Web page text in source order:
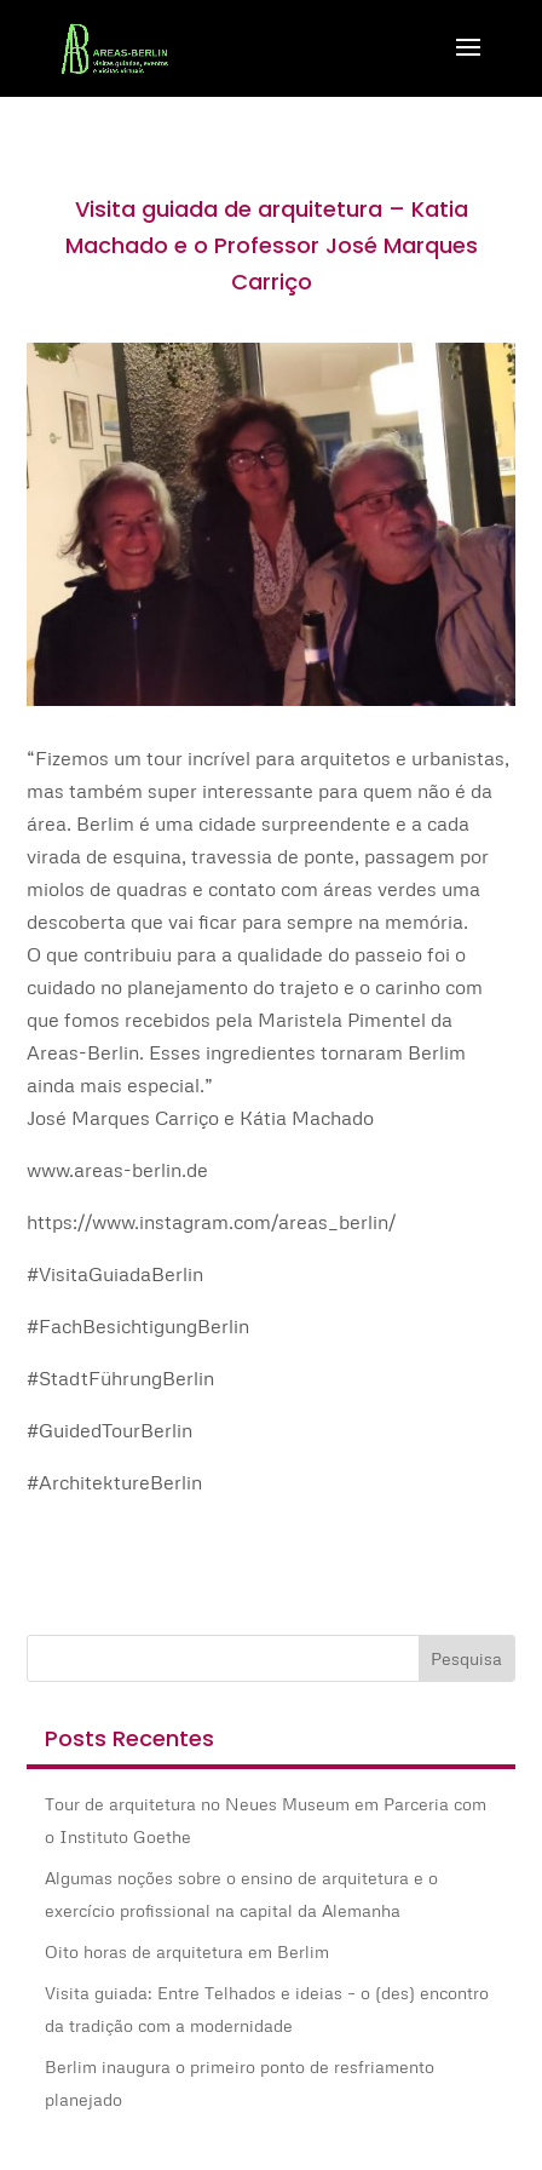
Visita guiada de arquitetura – Katia
Machado e o Professor José Marques
Carriço
“Fizemos um tour incrível para arquitetos e urbanistas,
mas também super interessante para quem não é da
área. Berlim é uma cidade surpreendente e a cada
virada de esquina, travessia de ponte, passagem por
miolos de quadras e contato com áreas verdes uma
descoberta que vai ficar para sempre na memória.
O que contribuiu para a qualidade do passeio foi o
cuidado no planejamento do trajeto e o carinho com
que fomos recebidos pela Maristela Pimentel da
Areas-Berlin. Esses ingredientes tornaram Berlim
ainda mais especial.”
José Marques Carriço e Kátia Machado
www.areas-berlin.de
https://www.instagram.com/areas_berlin/
#VisitaGuiadaBerlin
#FachBesichtigungBerlin
#StadtFührungBerlin
#GuidedTourBerlin
#ArchitektureBerlin
Posts Recentes
Tour de arquitetura no Neues Museum em Parceria com
o Instituto Goethe
Algumas noções sobre o ensino de arquitetura e o
exercício profissional na capital da Alemanha
Oito horas de arquitetura em Berlim
Visita guiada: Entre Telhados e ideias – o (des) encontro
da tradição com a modernidade
Berlim inaugura o primeiro ponto de resfriamento
planejado